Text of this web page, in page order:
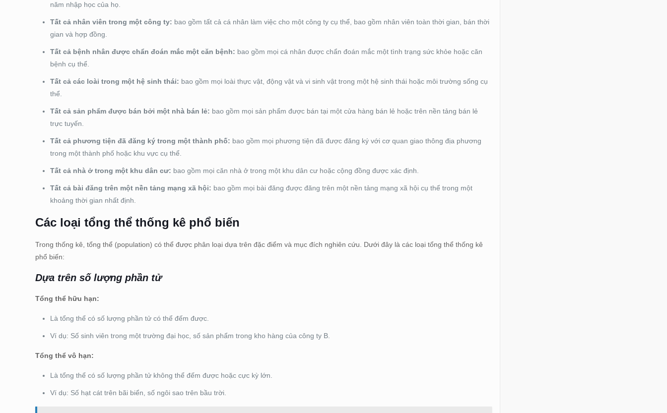
năm nhập học của họ.
Tất cả nhân viên trong một công ty: bao gồm tất cả cá nhân làm việc cho một công ty cụ thể, bao gồm nhân viên toàn thời gian, bán thời
gian và hợp đồng.
Tất cả bệnh nhân được chẩn đoán mắc một căn bệnh: bao gồm mọi cá nhân được chẩn đoán mắc một tình trạng sức khỏe hoặc căn
bệnh cụ thể.
Tất cả các loài trong một hệ sinh thái: bao gồm mọi loài thực vật, động vật và vi sinh vật trong một hệ sinh thái hoặc môi trường sống cụ
thể.
Tất cả sản phẩm được bán bởi một nhà bán lẻ: bao gồm mọi sản phẩm được bán tại một cửa hàng bán lẻ hoặc trên nền tảng bán lẻ
trực tuyến.
Tất cả phương tiện đã đăng ký trong một thành phố: bao gồm mọi phương tiện đã được đăng ký với cơ quan giao thông địa phương
trong một thành phố hoặc khu vực cụ thể.
Tất cả nhà ở trong một khu dân cư: bao gồm mọi căn nhà ở trong một khu dân cư hoặc cộng đồng được xác định.
Tất cả bài đăng trên một nền tảng mạng xã hội: bao gồm mọi bài đăng được đăng trên một nền tảng mạng xã hội cụ thể trong một
khoảng thời gian nhất định.
Các loại tổng thể thống kê phổ biến
Trong thống kê, tổng thể (population) có thể được phân loại dựa trên đặc điểm và mục đích nghiên cứu. Dưới đây là các loại tổng thể thống kê
phổ biến:
Dựa trên số lượng phần tử
Tổng thể hữu hạn:
Là tổng thể có số lượng phần tử có thể đếm được.
Ví dụ: Số sinh viên trong một trường đại học, số sản phẩm trong kho hàng của công ty B.
Tổng thể vô hạn:
Là tổng thể có số lượng phần tử không thể đếm được hoặc cực kỳ lớn.
Ví dụ: Số hạt cát trên bãi biển, số ngôi sao trên bầu trời.